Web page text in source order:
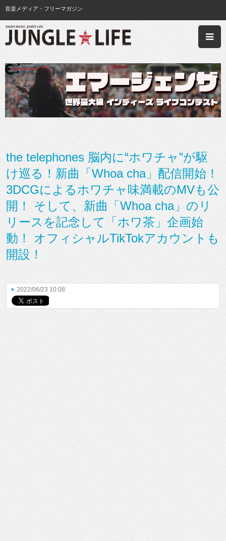
音楽メディア・フリーマガジン
the telephones 脳内に“ホワチャ”が駆
け巡る！新曲「Whoa cha」配信開始！
3DCGによるホワチャ味満載のMVも公
開！ そして、新曲「Whoa cha」のリ
リースを記念して「ホワ茶」企画始
動！ オフィシャルTikTokアカウントも
開設！
2022/06/23 10:08